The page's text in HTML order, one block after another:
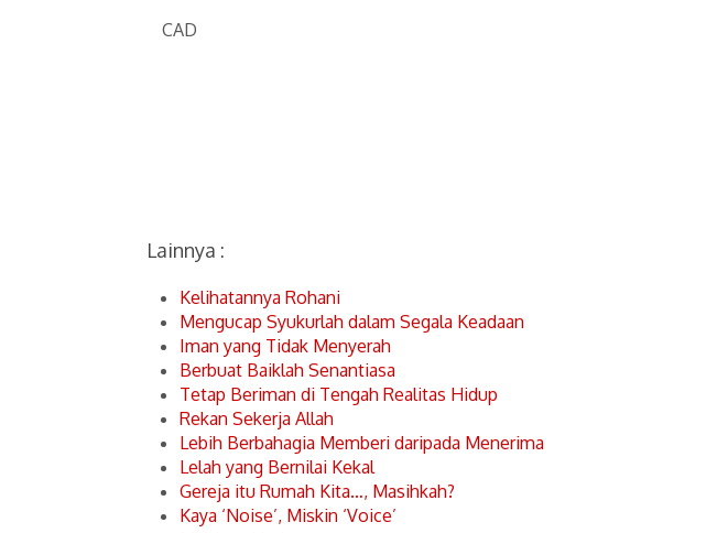
CAD
Lainnya :
Kelihatannya Rohani
Mengucap Syukurlah dalam Segala Keadaan
Iman yang Tidak Menyerah
Berbuat Baiklah Senantiasa
Tetap Beriman di Tengah Realitas Hidup
Rekan Sekerja Allah
Lebih Berbahagia Memberi daripada Menerima
Lelah yang Bernilai Kekal
Gereja itu Rumah Kita…, Masihkah?
Kaya ‘Noise’, Miskin ‘Voice’